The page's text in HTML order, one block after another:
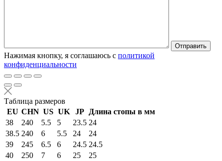
Нажимая кнопку, я соглашаюсь с политикой
конфиденциальности
Таблица размеров
EU CHN US UK JP
Длина стопы в мм
38
240 5.5 5 23.5 24
38.5 240 6 5.5 24
24
39
245 6.5 6 24.5 24.5
40
250 7 6 25
25